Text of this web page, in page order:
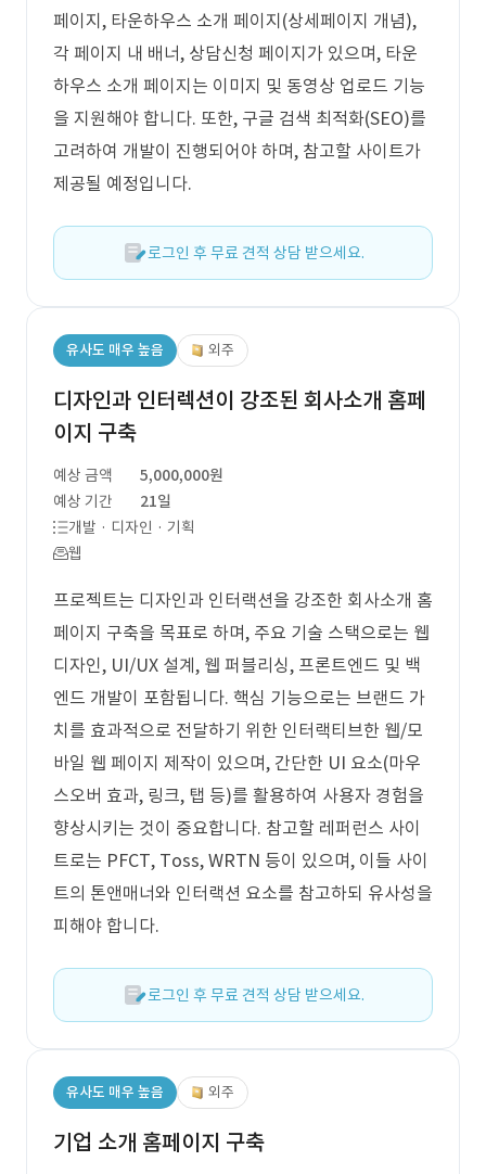
페이지, 타운하우스 소개 페이지(상세페이지 개념),
각 페이지 내 배너, 상담신청 페이지가 있으며, 타운
하우스 소개 페이지는 이미지 및 동영상 업로드 기능
을 지원해야 합니다. 또한, 구글 검색 최적화(SEO)를
고려하여 개발이 진행되어야 하며, 참고할 사이트가
제공될 예정입니다.
로그인 후 무료 견적 상담 받으세요.
유사도 매우 높음 외주
디자인과 인터렉션이 강조된 회사소개 홈페
이지 구축
예상 금액
5,000,000원
예상 기간
21일
개발 · 디자인 · 기획
웹
프로젝트는 디자인과 인터랙션을 강조한 회사소개 홈
페이지 구축을 목표로 하며, 주요 기술 스택으로는 웹
디자인, UI/UX 설계, 웹 퍼블리싱, 프론트엔드 및 백
엔드 개발이 포함됩니다. 핵심 기능으로는 브랜드 가
치를 효과적으로 전달하기 위한 인터랙티브한 웹/모
바일 웹 페이지 제작이 있으며, 간단한 UI 요소(마우
스오버 효과, 링크, 탭 등)를 활용하여 사용자 경험을
향상시키는 것이 중요합니다. 참고할 레퍼런스 사이
트로는 PFCT, Toss, WRTN 등이 있으며, 이들 사이
트의 톤앤매너와 인터랙션 요소를 참고하되 유사성을
피해야 합니다.
로그인 후 무료 견적 상담 받으세요.
유사도 매우 높음 외주
기업 소개 홈페이지 구축